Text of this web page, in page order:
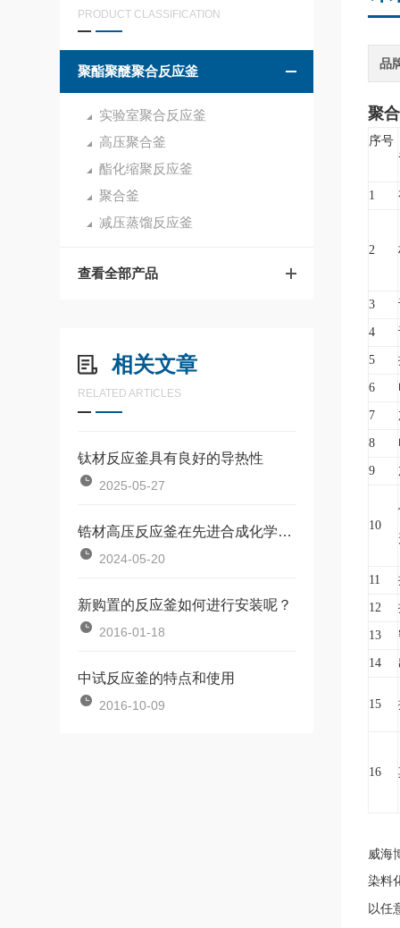
PRODUCT CLASSIFICATION
聚酯聚醚聚合反应釜
实验室聚合反应釜
高压聚合釜
酯化缩聚反应釜
聚合釜
减压蒸馏反应釜
查看全部产品
相关文章
RELATED ARTICLES
钛材反应釜具有良好的导热性
2025-05-27
锆材高压反应釜在先进合成化学中的应用
2024-05-20
新购置的反应釜如何进行安装呢？
2016-01-18
中试反应釜的特点和使用
2016-10-09
品
聚
序号
1
2
3
4
5
6
7
8
9
10
11
12
13
14
15
16
威海
染料
以任